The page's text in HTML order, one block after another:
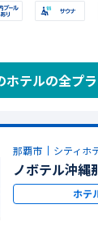
ープ、家族旅行や
安全で楽しい旅を
ホテルの全プ
那覇市 シティホ
ノボテル沖縄
ホテ